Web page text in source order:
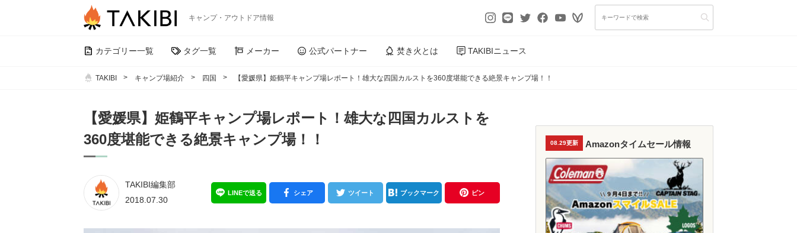
キャンプ・アウトドア情報
カテゴリー一覧 タグ一覧 メーカー 公式パートナー 焚き火とは TAKIBIニュース
TAKIBI キャンプ場紹介 四国 【愛媛県】姫鶴平キャンプ場レポート！雄大な四国カルストを360度堪能できる絶景キャンプ場！！
【愛媛県】姫鶴平キャンプ場レポート！雄大な四国カルストを
360度堪能できる絶景キャンプ場！！
TAKIBI編集部
2018.07.30
LINEで送る シェア ツイート ブックマーク ピン
08.29更新 Amazonタイムセール情報